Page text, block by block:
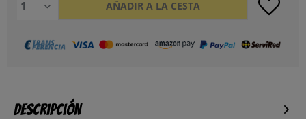
AÑADIR A LA CESTA
Descripción